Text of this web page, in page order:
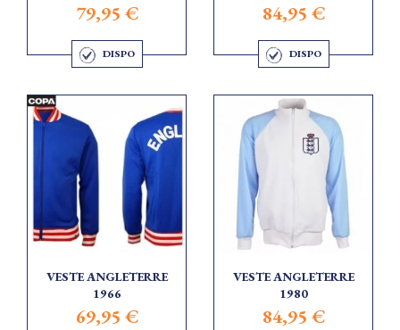
79,95 €
DISPO
84,95 €
DISPO
VESTE ANGLETERRE
1966
69,95 €
VESTE ANGLETERRE
1980
84,95 €